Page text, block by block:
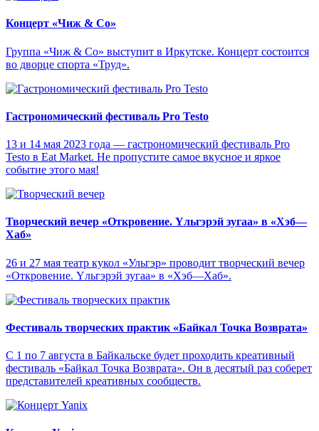
Концерт «Чиж & Cо»
Группа «Чиж & Co» выступит в Иркутске. Концерт состоится
во дворце спорта «Труд».
Гастрономический фестиваль Pro Testo
13 и 14 мая 2023 года — гастрономический фестиваль Pro
Testo в Eat Market. Не пропустите самое вкусное и яркое
событие этого мая!
Творческий вечер «Откровение. Yльгэрэй зугаа» в «Хэб—
Хаб»
26 и 27 мая театр кукол «Ульгэр» проводит творческий вечер
«Откровение. Yльгэрэй зугаа» в «Хэб—Хаб».
Фестиваль творческих практик «Байкал Точка Возврата»
С 1 по 7 августа в Байкальске будет проходить креативный
фестиваль «Байкал Точка Возврата». Он в десятый раз соберет
представителей креативных сообществ.